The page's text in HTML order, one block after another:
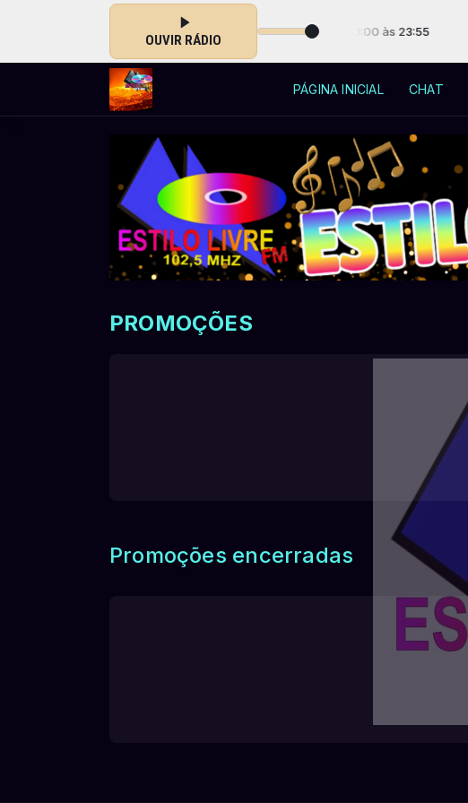
OUVIR RÁDIO
DA PROGRAMAÇÃO ESTILO LIVRE com Allycia Silva das 00:00 às 23:55
PÁGINA INICIAL CHAT
PROMOÇÕES
Promoções encerradas